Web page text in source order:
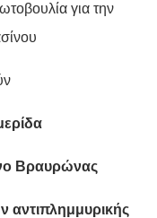
για την
Βραυρώνας
αντιπλημμυρικής